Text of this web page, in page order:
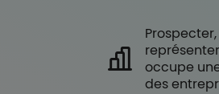
occupe
des